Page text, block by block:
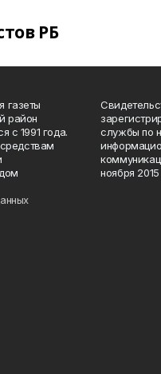
РБ
газеты
район
с 1991 года.
службы по
ноября 2015